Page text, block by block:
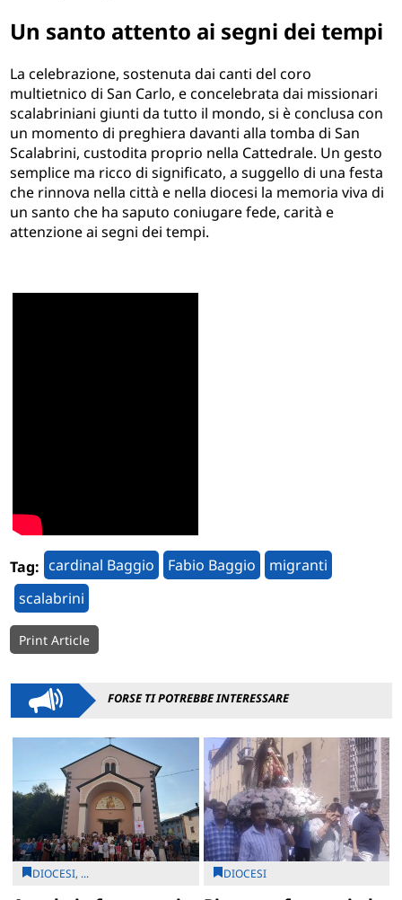
Un santo attento ai segni dei tempi
La celebrazione, sostenuta dai canti del coro
multietnico di San Carlo, e concelebrata dai missionari
scalabriniani giunti da tutto il mondo, si è conclusa con
un momento di preghiera davanti alla tomba di San
Scalabrini, custodita proprio nella Cattedrale. Un gesto
semplice ma ricco di significato, a suggello di una festa
che rinnova nella città e nella diocesi la memoria viva di
un santo che ha saputo coniugare fede, carità e
attenzione ai segni dei tempi.
Tag: cardinal Baggio Fabio Baggio
migranti
scalabrini
Print Article
FORSE TI POTREBBE INTERESSARE
DIOCESI, ... DIOCESI